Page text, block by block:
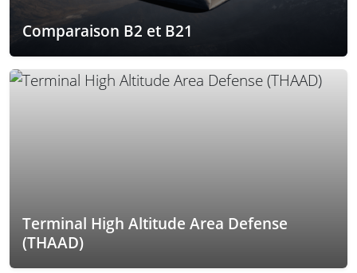
Comparaison B2 et B21
Terminal High Altitude Area Defense
(THAAD)